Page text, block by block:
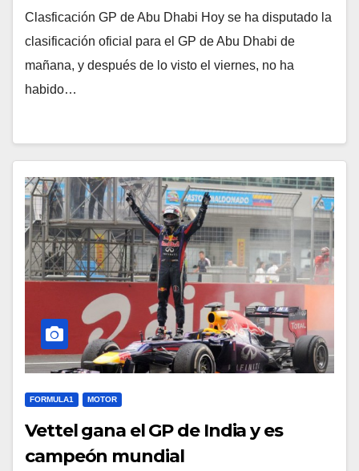
Clasficación GP de Abu Dhabi Hoy se ha disputado la
clasificación oficial para el GP de Abu Dhabi de
mañana, y después de lo visto el viernes, no ha
habido…
FORMULA1 MOTOR
Vettel gana el GP de India y es
campeón mundial